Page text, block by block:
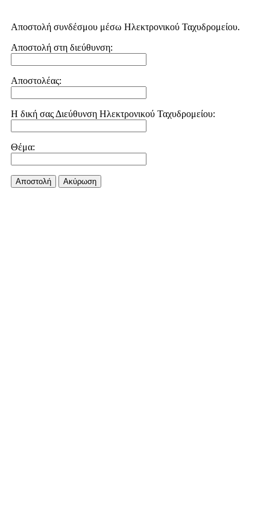
Αποστολή συνδέσμου μέσω Ηλεκτρονικού Ταχυδρομείου.
Αποστολή στη διεύθυνση:
Αποστολέας:
Η δική σας Διεύθυνση Ηλεκτρονικού Ταχυδρομείου:
Θέμα:
Αποστολή Aκύρωση